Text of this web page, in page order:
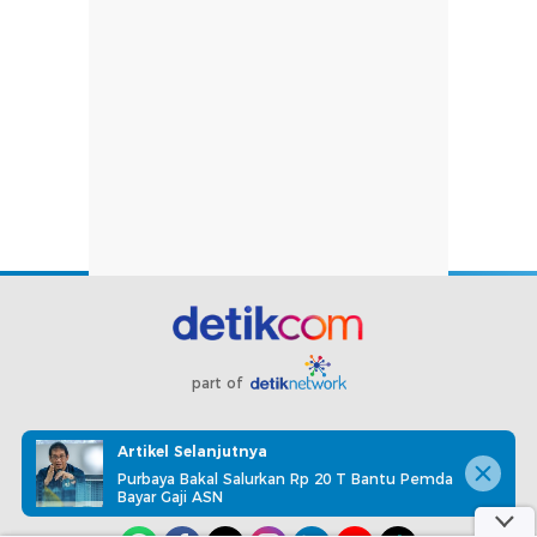
part of
Redaksi Pedoman Media Siber Karir
Kotak Pos
Info Iklan
Privacy Policy Disclaimer
Artikel Selanjutnya
Purbaya Bakal Salurkan Rp 20 T Bantu Pemda
Bayar Gaji ASN